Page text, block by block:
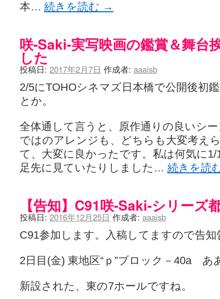
本… 続きを読む →
咲-Saki-実写映画の鑑賞＆舞台
した
投稿日: 2017年2月7日 作成者: aaaisb
2/5にTOHOシネマズ日本橋で公開後初
とか。
全体通して言うと、原作通りの良いシ
ではのアレンジも、どちらも大変考え
て、大変に良かったです。私は何気に
足先に見ていたりしました… 続きを読
【告知】C91咲-Saki-シリーズ
投稿日: 2016年12月25日 作成者: aaaisb
C91参加します。入稿してますので告知
2日目(金) 東地区“ｐ”ブロック－40a あ
新設された、東の7ホールですね。